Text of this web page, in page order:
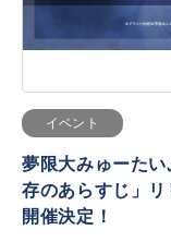
イベント
夢限大みゅーた
存のあらすじ」
開催決定！